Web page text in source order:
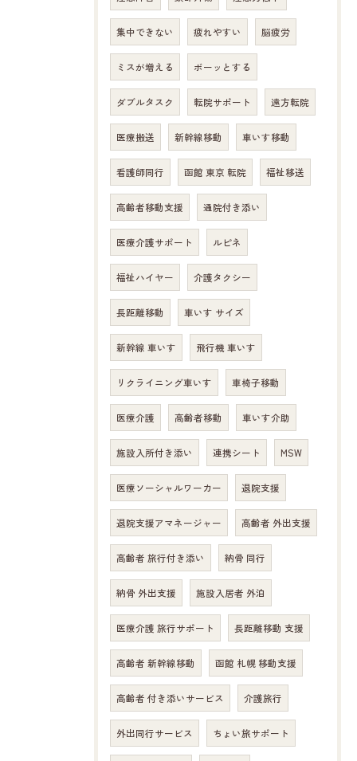
集中できない 疲れやすい 脳疲労
ミスが増える ボーッとする
ダブルタスク 転院サポート 遠方転院
医療搬送 新幹線移動 車いす移動
看護師同行 函館 東京 転院 福祉移送
高齢者移動支援 通院付き添い
医療介護サポート ルピネ
福祉ハイヤー 介護タクシー
長距離移動 車いす サイズ
新幹線 車いす 飛行機 車いす
リクライニング車いす 車椅子移動
医療介護 高齢者移動 車いす介助
施設入所付き添い 連携シート MSW
医療ソーシャルワーカー 退院支援
退院支援アマネージャー 高齢者 外出支援
高齢者 旅行付き添い 納骨 同行
納骨 外出支援 施設入居者 外泊
医療介護 旅行サポート 長距離移動 支援
高齢者 新幹線移動 函館 札幌 移動支援
高齢者 付き添いサービス 介護旅行
外出同行サービス ちょい旅サポート